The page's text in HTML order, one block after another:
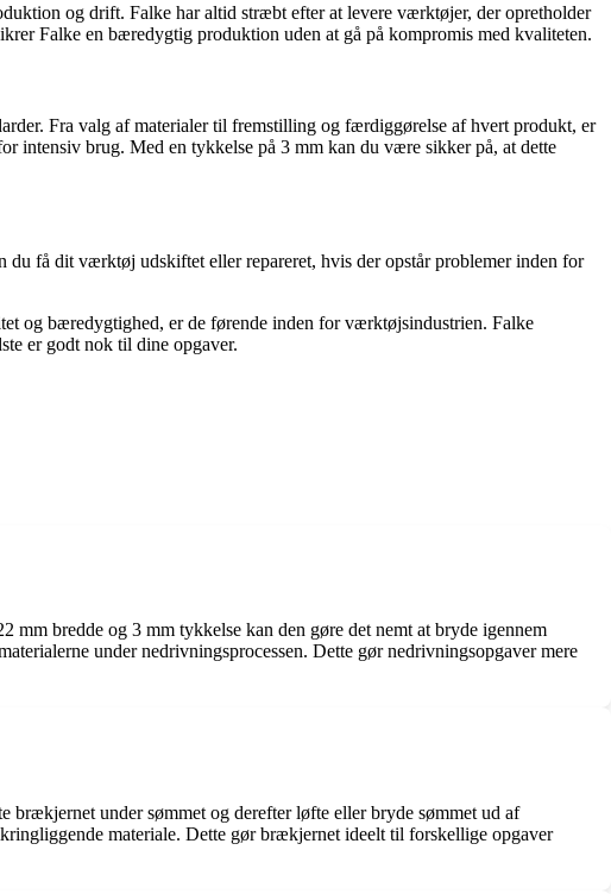
og drift. Falke har altid stræbt efter at levere værktøjer, der opretholder
Falke en bæredygtig produktion uden at gå på kompromis med kvaliteten.
Fra valg af materialer til fremstilling og færdiggørelse af hvert produkt, er
intensiv brug. Med en tykkelse på 3 mm kan du være sikker på, at dette
få dit værktøj udskiftet eller repareret, hvis der opstår problemer inden for
og bæredygtighed, er de førende inden for værktøjsindustrien. Falke
er godt nok til dine opgaver.
bredde og 3 mm tykkelse kan den gøre det nemt at bryde igennem
under nedrivningsprocessen. Dette gør nedrivningsopgaver mere
under sømmet og derefter løfte eller bryde sømmet ud af
materiale. Dette gør brækjernet ideelt til forskellige opgaver